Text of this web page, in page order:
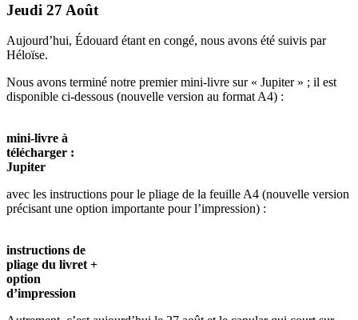
Jeudi 27 Août
Aujourd’hui, Édouard étant en congé, nous avons été suivis par
Héloïse.
Nous avons terminé notre premier mini-livre sur « Jupiter » ; il est
disponible ci-dessous (nouvelle version au format A4) :
mini-livre à
télécharger :
Jupiter
avec les instructions pour le pliage de la feuille A4 (nouvelle version
précisant une option importante pour l’impression) :
instructions de
pliage du livret +
option
d’impression